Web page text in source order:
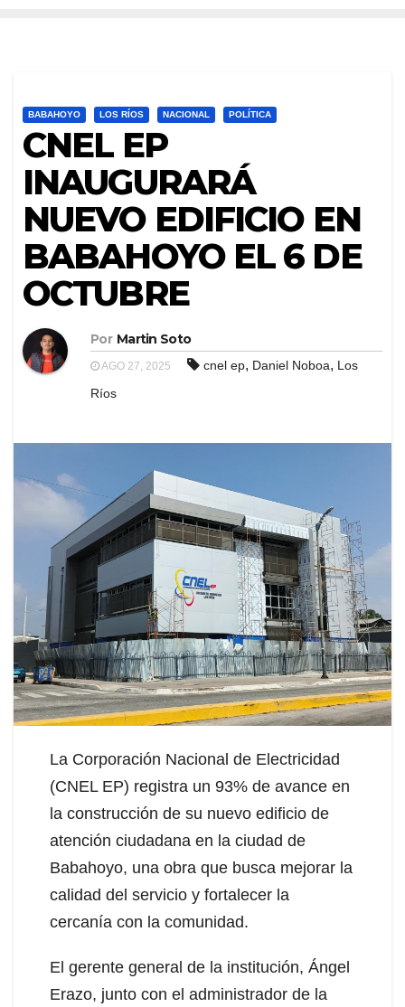
BABAHOYO LOS RÍOS NACIONAL POLÍTICA
CNEL EP
INAUGURARÁ
NUEVO EDIFICIO EN
BABAHOYO EL 6 DE
OCTUBRE
Por Martin Soto
AGO 27, 2025 cnel ep, Daniel Noboa, Los
Ríos
La Corporación Nacional de Electricidad
(CNEL EP) registra un 93% de avance en
la construcción de su nuevo edificio de
atención ciudadana en la ciudad de
Babahoyo, una obra que busca mejorar la
calidad del servicio y fortalecer la
cercanía con la comunidad.
El gerente general de la institución, Ángel
Erazo, junto con el administrador de la